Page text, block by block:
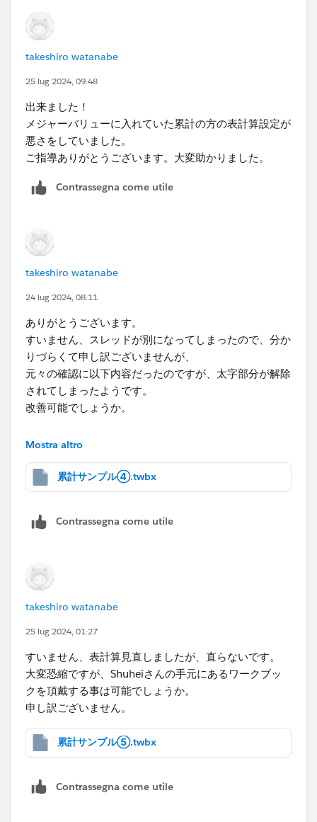
takeshiro watanabe
25 lug 2024, 09:48
出来ました！
メジャーバリューに入れていた累計の方の表計算設定が
悪さをしていました。
ご指導ありがとうございます。大変助かりました。
Contrassegna come utile
takeshiro watanabe
24 lug 2024, 08:11
ありがとうございます。
すいません、スレッドが別になってしまったので、分か
りづらくて申し訳ございませんが、
元々の確認に以下内容だったのですが、太字部分が解除
されてしまったようです。
改善可能でしょうか。
＞サブカテゴリ別に累計計算を日別にしていく中で、
にしたい。
＞
ダー日])}
＞END
＞という式を考えましたが、エラーが出てしまい、他の
方法でも上手くいきません。やり方が分かる方がいまし
たら、ご指導お願い致します。
Mostra altro
累計サンプル④.twbx
Contrassegna come utile
takeshiro watanabe
25 lug 2024, 01:27
すいません、表計算見直しましたが、直らないです。
大変恐縮ですが、Shuheiさんの手元にあるワークブッ
クを頂戴する事は可能でしょうか。
申し訳ございません。
累計サンプル⑤.twbx
Contrassegna come utile